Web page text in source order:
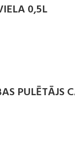
0,5L
PULĒTĀJS